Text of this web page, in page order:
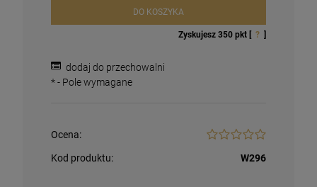
DO KOSZYKA
Zyskujesz 350 pkt [ ? ]
dodaj do przechowalni
*- Pole wymagane
Ocena:
Kod produktu: W296